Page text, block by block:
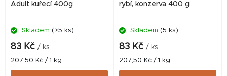
Adult kuřecí 400g
Skladem (>5 ks)
83 Kč / ks
Měrná
cena:
207,50 Kč / 1 kg
rybí, konzerva 400 g
Skladem (5 ks)
83 Kč / ks
Měrná
cena:
207,50 Kč / 1 kg